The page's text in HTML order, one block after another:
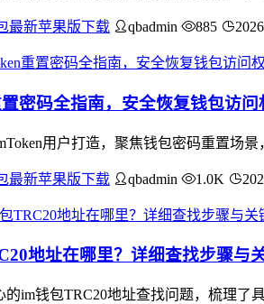
最新苹果版下载 qbadmin 885
密码全指南，安全恢复钱包访
用户打造，聚焦钱包密码重置场
最新苹果版下载 qbadmin 1.0K
地址在哪里？详细查找步骤与
的im钱包TRC20地址查找问题，梳理了